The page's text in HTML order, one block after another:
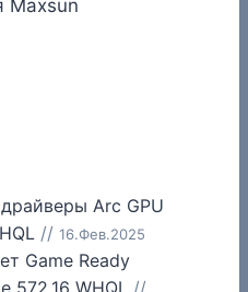
Maxsun
Arc GPU
// 16.Фев.2025
Game Ready